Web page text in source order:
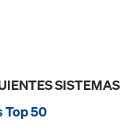
SISTEMAS
Top 50